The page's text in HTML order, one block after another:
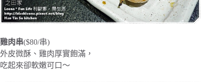
雞肉串($80/串)
外皮微酥、雞肉厚實飽滿，
吃起來卻軟嫩可口～